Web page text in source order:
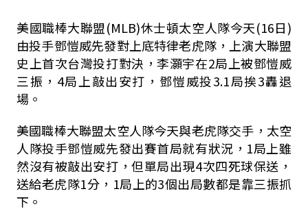
美國職棒大聯盟(MLB)休士頓太空人隊今天(16日)
由投手鄧愷威先發對上底特律老虎隊，上演大聯盟
史上首次台灣投打對決，李灝宇在2局上被鄧愷威
三振，4局上敲出安打，鄧愷威投3.1局挨3轟退
場。
美國職棒大聯盟太空人隊今天與老虎隊交手，太空
人隊投手鄧愷威先發出賽首局就有狀況，1局上雖
然沒有被敲出安打，但單局出現4次四死球保送，
送給老虎隊1分，1局上的3個出局數都是靠三振抓
下。